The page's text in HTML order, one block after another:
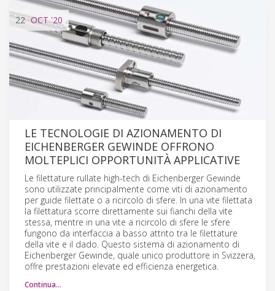
22 OCT'20
LE TECNOLOGIE DI AZIONAMENTO DI
EICHENBERGER GEWINDE OFFRONO
MOLTEPLICI OPPORTUNITÀ APPLICATIVE
Le filettature rullate high-tech di Eichenberger Gewinde
sono utilizzate principalmente come viti di azionamento
per guide filettate o a ricircolo di sfere. In una vite filettata
la filettatura scorre direttamente sui fianchi della vite
stessa, mentre in una vite a ricircolo di sfere le sfere
fungono da interfaccia a basso attrito tra le filettature
della vite e il dado. Questo sistema di azionamento di
Eichenberger Gewinde, quale unico produttore in Svizzera,
offre prestazioni elevate ed efficienza energetica.
Continua…